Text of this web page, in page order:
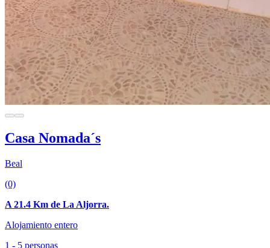
Casa Nomada´s
Beal
(0)
A 21.4 Km de La Aljorra.
Alojamiento entero
1 - 5 personas